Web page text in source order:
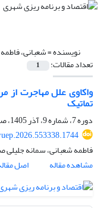
نویسنده =شعبانی، فاطمه
تعداد مقالات: 1
واکاوی علل مهاجرت از
تماتیک
دوره 7، شماره 9، آذر 1405، صفحه
فاطمه شعبانی، سمانه جلیلی
مشاهده مقاله
اصل